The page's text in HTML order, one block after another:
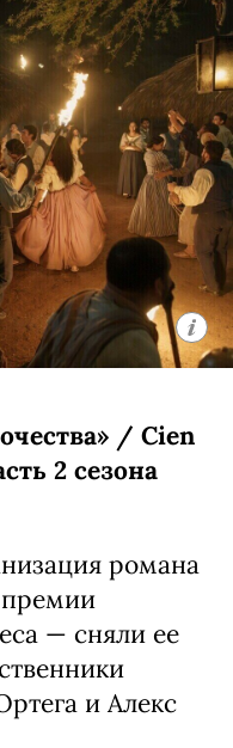
/ Cien
2 сезона
романа
премии
— сняли ее
и Алекс